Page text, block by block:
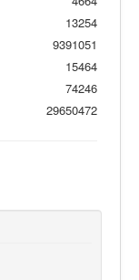
13254
9391051
15464
74246
29650472